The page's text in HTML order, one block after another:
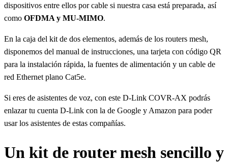
dispositivos entre ellos por cable si nuestra casa está preparada, así
como OFDMA y MU-MIMO.
En la caja del kit de dos elementos, además de los routers mesh,
disponemos del manual de instrucciones, una tarjeta con código QR
para la instalación rápida, la fuentes de alimentación y un cable de
red Ethernet plano Cat5e.
Si eres de asistentes de voz, con este D-Link COVR-AX podrás
enlazar tu cuenta D-Link con la de Google y Amazon para poder
usar los asistentes de estas compañías.
Un kit de router mesh sencillo y